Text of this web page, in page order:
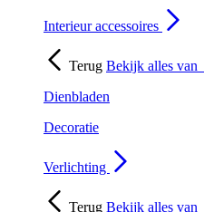
Interieur accessoires
Terug Bekijk alles van
Dienbladen
Decoratie
Verlichting
Terug Bekijk alles van